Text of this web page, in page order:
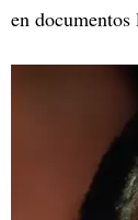
en documentos